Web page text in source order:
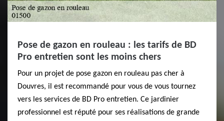
Pose de gazon en rouleau : les tarifs de BD
Pro entretien sont les moins chers
Pour un projet de pose gazon en rouleau pas cher à
Douvres, il est recommandé pour vous de vous tournez
vers les services de BD Pro entretien. Ce jardinier
professionnel est réputé pour ses réalisations de grande